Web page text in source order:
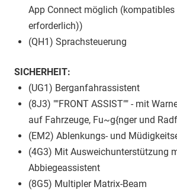
App Connect möglich
erforderlich))
(QH1) Sprachsteuerung
SICHERHEIT:
(UG1) Berganfahrassistent
(8J3) ""FRONT ASSIST"" - mit
auf Fahrzeuge, Fu~g{nger und
(EM2) Ablenkungs- und
(4G3) Mit Ausweichunterstützung
Abbiegeassistent
(8G5) Multipler Matrix-Beam